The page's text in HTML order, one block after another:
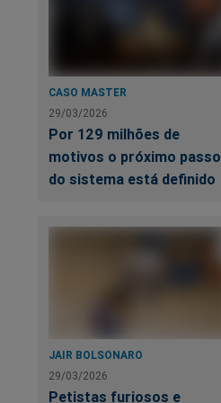
CASO MASTER
29/03/2026
Por 129 milhões de
motivos o próximo passo
do sistema está definido
JAIR BOLSONARO
29/03/2026
Petistas furiosos e